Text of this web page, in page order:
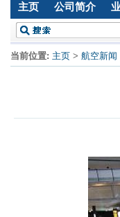
主页 公司简介
当前位置: 主页 > 航空新闻